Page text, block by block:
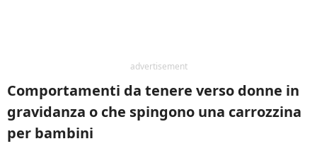
advertisement
Comportamenti da tenere verso donne in
gravidanza o che spingono una carrozzina
per bambini